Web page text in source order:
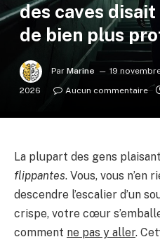
des caves
de bien plus
Par Marine 19
2026
Aucun commentaire
La plupart des gens
flippantes. Vous, vous n’en
descendre l’escalier d’un
crispe, votre cœur
comment ne pas y aller.